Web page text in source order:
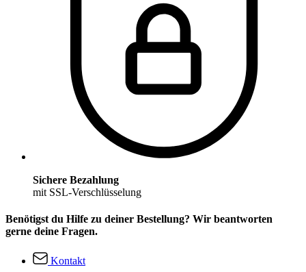
Sichere Bezahlung
mit SSL-Verschlüsselung
Benötigst du Hilfe zu deiner Bestellung? Wir beantworten
gerne deine Fragen.
Kontakt